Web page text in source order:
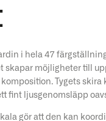
i hela 47
skapar möjligheter till
Tygets skira
fint ljusgenomsläpp
gör att den kan